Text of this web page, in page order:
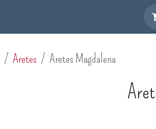
Aretes Aretes Magdalena